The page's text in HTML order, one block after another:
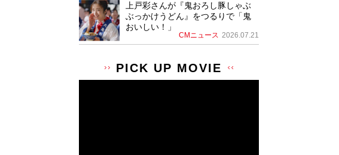
上戸彩さんが『鬼おろし豚しゃぶ
ぶっかけうどん』をつるりで「鬼
おいしい！」
CMニュース 2026.07.21
PICK UP MOVIE